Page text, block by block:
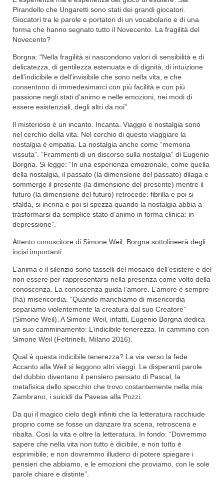
Pirandello che Ungaretti sono stati dei grandi giocatori.
Giocatori tra le parole e portatori di un vocabolario e di una
forma che hanno segnato tutto il Novecento. La fragilità del
Novecento?
Borgna: “Nella fragilità si nascondono valori di sensibilità e di
delicatezza, di gentilezza estenuata e di dignità, di intuizione
dell’indicibile e dell’invisibile che sono nella vita, e che
consentono di immedesimarci con più facilità e con più
passione negli stati d’animo e nelle emozioni, nei modi di
essere esistenziali, degli altri da noi”.
Il misterioso è un incanto. Incanta. Viaggio e nostalgia sono
nel cerchio della vita. Nel cerchio di questo viaggiare la
nostalgia è empatia. La nostalgia anche come “memoria
vissuta”. “Frammenti di un discorso sulla nostalgia” di Eugenio
Borgna. Si legge: “In una esperienza emozionale, come quella
della nostalgia, il passato (la dimensione del passato) dilaga e
sommerge il presente (la dimensione del presente) mentre il
futuro (la dimensione del futuro) retrocede: fibrilla e poi si
sfalda, si incrina e poi si spezza quando la nostalgia abbia a
trasformarsi da semplice stato d’animo in forma clinica: in
depressione”.
Attento conoscitore di Simone Weil, Borgna sottolineerà degli
incisi importanti.
L’anima e il silenzio sono tasselli del mosaico dell’esistere e del
non essere per rappresentarsi nella presenza come volto della
conoscenza. La conoscenza guida l’amore. L’amore è sempre
(ha) misericordia. “Quando manchiamo di misericordia
separiamo violentemente la creatura dal suo Creatore”
(Simone Weil). A Simone Weil, infatti, Eugenio Borgna dedica
un suo camminamento: L’indicibile tenerezza. In cammino con
Simone Weil (Feltrinelli, Milano 2016).
Qual è questa indicibile tenerezza? La via verso la fede.
Accanto alla Weil si leggono altri viaggi. Le disperanti parole
del dubbio diventano il pensiero pensato di Pascal, la
metafisica dello specchio che trovo costantemente nella mia
Zambrano, i suicidi da Pavese alla Pozzi.
Da qui il magico cielo degli infiniti che la letteratura racchiude
proprio come se fosse un danzare tra scena, retroscena e
ribalta. Così la vita e oltre la letteratura. In fondo: “Dovremmo
sapere che nella vita non tutto è dicibile, e non tutto è
esprimibile; e non dovremmo illuderci di potere spiegare i
pensieri che abbiamo, e le emozioni che proviamo, con le sole
parole chiare e distinte”.